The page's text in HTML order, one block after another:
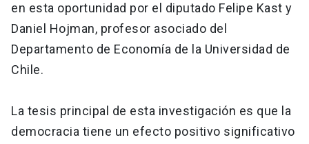
en esta oportunidad por el diputado Felipe Kast y
Daniel Hojman, profesor asociado del
Departamento de Economía de la Universidad de
Chile.
La tesis principal de esta investigación es que la
democracia tiene un efecto positivo significativo